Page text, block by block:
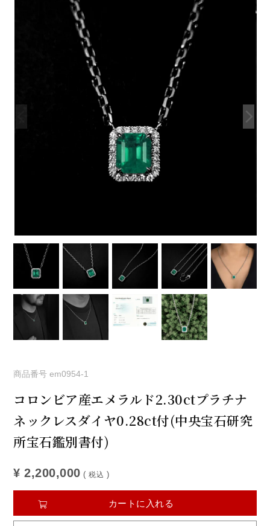
商品番号 em0954-1
コロンビア産エメラルド2.30ctプラチナ
ネックレスダイヤ0.28ct付(中央宝石研究
所宝石鑑別書付)
¥ 2,200,000 税込
カートに入れる